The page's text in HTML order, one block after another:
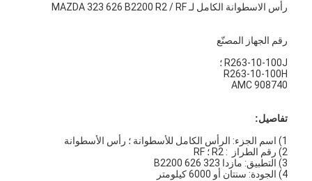
رأس الاسطوانة الكامل لـ MAZDA 323 626 B2200 R2 / RF
رقم الجهاز المصنّع
R263-10-100J ؛
R263-10-100H
AMC 908740
تفاصيل:
1) اسم الجزء: الرأس الكامل للأسطوانة ؛ رأس الأسطوانة
2) رقم الطراز : R2 ؛ RF
3) التطبيق: مازدا 323 626 B2200
4) الجودة: سنتان أو 6000 كيلومتر